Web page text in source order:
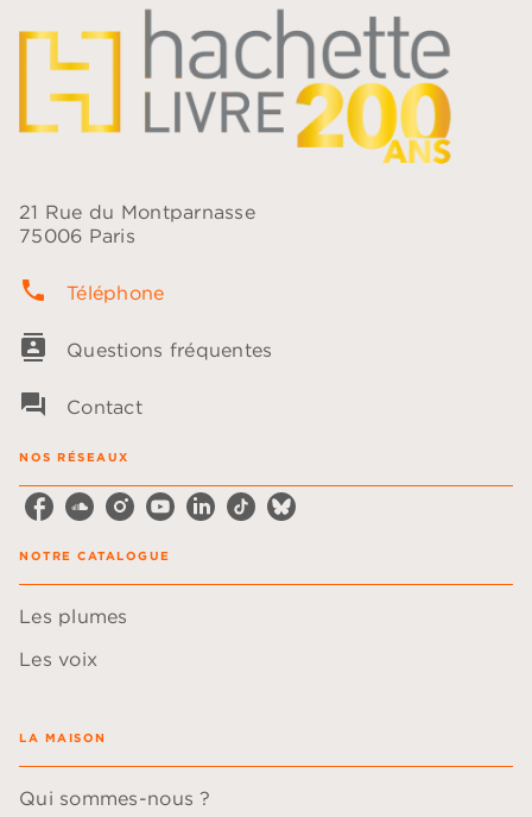
21 Rue du Montparnasse
75006 Paris
phone Téléphone
contacts Questions fréquentes
question_answer Contact
NOS RÉSEAUX
NOTRE CATALOGUE
Les plumes
Les voix
LA MAISON
Qui sommes-nous ?